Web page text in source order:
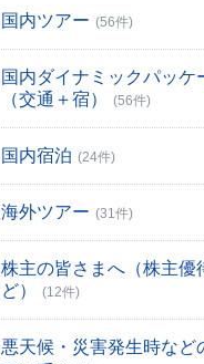
国内ツアー (56件)
国内ダイナミックパッケ
（交通＋宿）
(56件)
国内宿泊 (24件)
海外ツアー (31件)
株主の皆さまへ（株主優
ど）
(12件)
悪天候・災害発生時など